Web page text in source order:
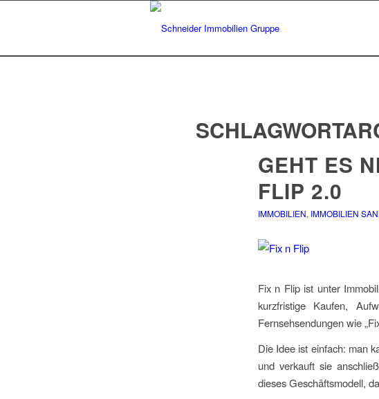
GEHT ES
FLIP 2.0
IMMOBILIEN, IMMOBILIEN
Fix n Flip ist unter
kurzfristige Kaufen,
Fernsehsendungen wie
Die Idee ist einfach: man
und verkauft sie
dieses Geschäftsmodell,